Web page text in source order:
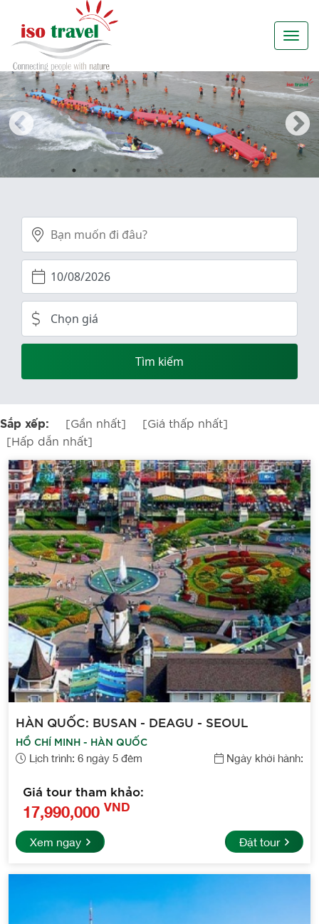
Tìm kiếm
Sắp xếp: [Gần nhất]
[Giá thấp nhất]
[Hấp dẫn nhất]
HÀN QUỐC: BUSAN - DEAGU - SEOUL
HỒ CHÍ MINH - HÀN QUỐC
Lịch trình: 6 ngày 5 đêm Ngày khởi hành:
Giá tour tham khảo:
17,990,000 VND
Xem ngay Đặt tour